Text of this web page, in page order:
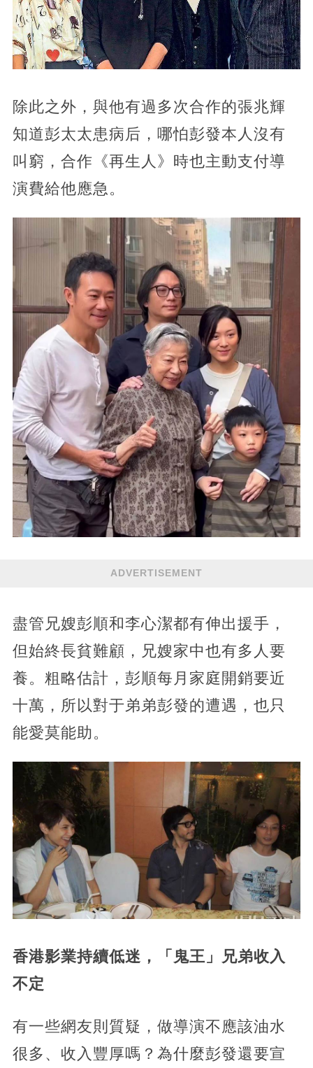
除此之外，與他有過多次合作的張兆輝
知道彭太太患病后，哪怕彭發本人沒有
叫窮，合作《再生人》時也主動支付導
演費給他應急。
ADVERTISEMENT
盡管兄嫂彭順和李心潔都有伸出援手，
但始終長貧難顧，兄嫂家中也有多人要
養。粗略估計，彭順每月家庭開銷要近
十萬，所以對于弟弟彭發的遭遇，也只
能愛莫能助。
香港影業持續低迷，「鬼王」兄弟收入
不定
有一些網友則質疑，做導演不應該油水
很多、收入豐厚嗎？為什麼彭發還要宣